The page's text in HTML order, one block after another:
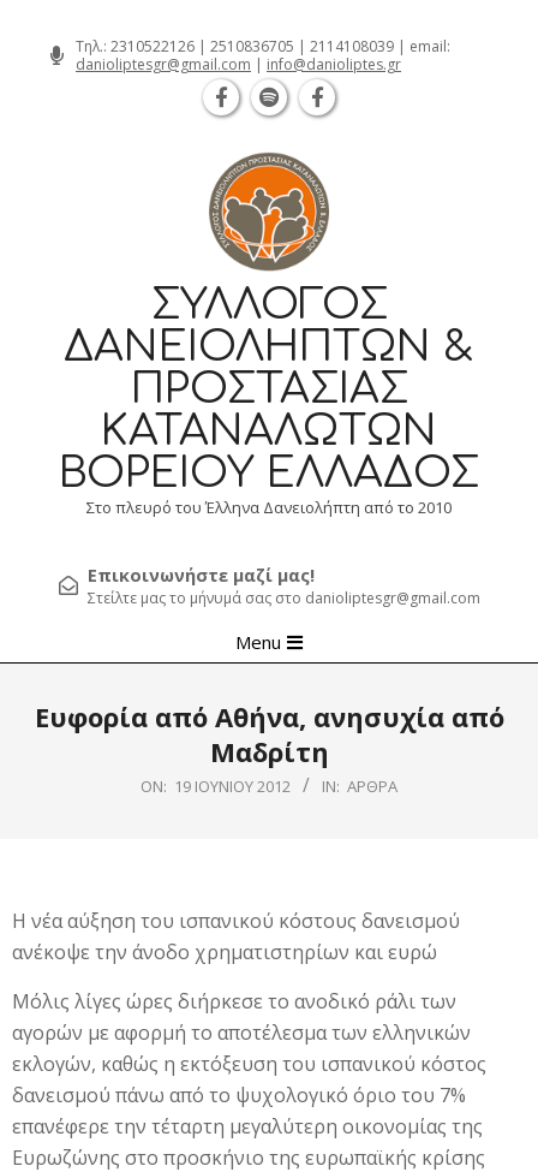
Τηλ.: 2310522126 | 2510836705 | 2114108039 | email:
danioliptesgr@gmail.com | info@danioliptes.gr
ΣΎΛΛΟΓΟΣ
ΔΑΝΕΙΟΛΗΠΤΏΝ &
ΠΡΟΣΤΑΣΊΑΣ
ΚΑΤΑΝΑΛΩΤΏΝ
ΒΟΡΕΊΟΥ ΕΛΛΆΔΟΣ
Στο πλευρό του Έλληνα Δανειολήπτη από το 2010
Επικοινωνήστε μαζί μας!
Στείλτε μας το μήνυμά σας στο danioliptesgr@gmail.com
Navigation
Menu
Ευφορία από Αθήνα, ανησυχία από
Μαδρίτη
ON: 19 ΙΟΥΝΊΟΥ 2012 IN: ΆΡΘΡΑ
Η νέα αύξηση του ισπανικού κόστους δανεισμού
ανέκοψε την άνοδο χρηματιστηρίων και ευρώ
Μόλις λίγες ώρες διήρκεσε το ανοδικό ράλι των
αγορών με αφορμή το αποτέλεσμα των ελληνικών
εκλογών, καθώς η εκτόξευση του ισπανικού κόστος
δανεισμού πάνω από το ψυχολογικό όριο του 7%
επανέφερε την τέταρτη μεγαλύτερη οικονομίας της
Ευρωζώνης στο προσκήνιο της ευρωπαϊκής κρίσης